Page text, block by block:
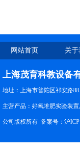
网站首页 关
上海茂育科教设备
地址：上海市普陀区祁安路
主营产品：好氧堆肥实验装
公司版权所有 备案号： 沪